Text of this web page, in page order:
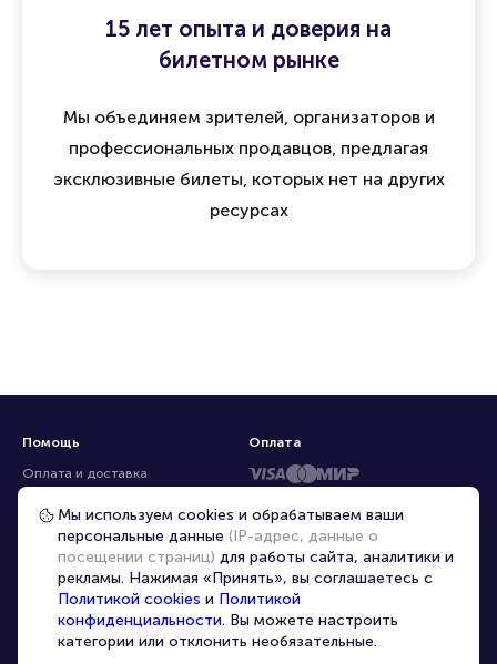
15 лет опыта и доверия на
билетном рынке
Мы объединяем зрителей, организаторов и
профессиональных продавцов, предлагая
эксклюзивные билеты, которых нет на других
ресурсах
Помощь
Оплата и доставка
Частые вопросы
Перепродажа билетов
Организаторам
Корпоративным клиентам
VIP-билеты
Оплата
Мы используем cookies и обрабатываем ваши
персональные данные (IP-адрес, данные о
посещении страниц) для работы сайта, аналитики и
рекламы. Нажимая «Принять», вы соглашаетесь с
Политикой cookies и Политикой
конфиденциальности. Вы можете настроить
категории или отклонить необязательные.